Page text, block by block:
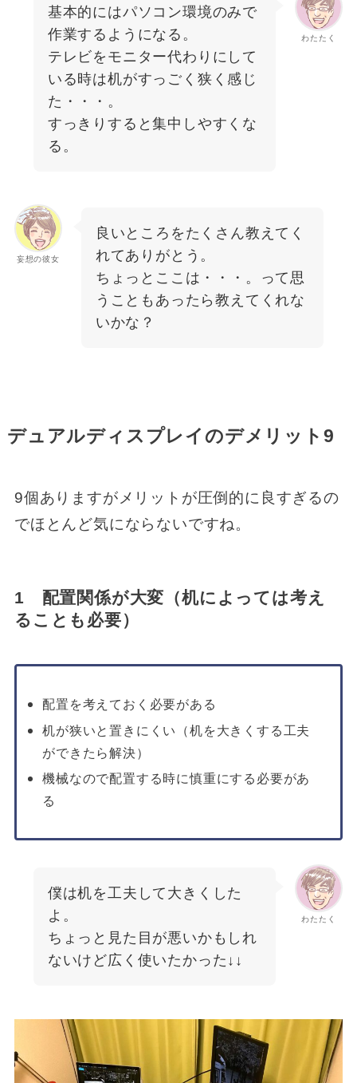
わたたく
基本的にはパソコン環境のみで
作業するようになる。
テレビをモニター代わりにして
いる時は机がすっごく狭く感じ
た・・・。
すっきりすると集中しやすくな
る。
妄想の彼女
良いところをたくさん教えてく
れてありがとう。
ちょっとここは・・・。って思
うこともあったら教えてくれな
いかな？
デュアルディスプレイのデメリット9
9個ありますがメリットが圧倒的に良すぎるの
でほとんど気にならないですね。
1 配置関係が大変（机によっては考え
ることも必要）
配置を考えておく必要がある
机が狭いと置きにくい（机を大きくする工夫
ができたら解決）
機械なので配置する時に慎重にする必要があ
る
わたたく
僕は机を工夫して大きくした
よ。
ちょっと見た目が悪いかもしれ
ないけど広く使いたかった↓↓